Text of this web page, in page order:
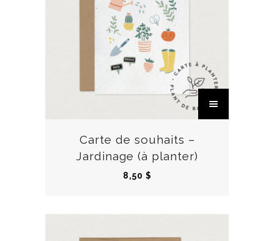
Carte de souhaits –
Jardinage (à planter)
8,50 $
C
e
p
t